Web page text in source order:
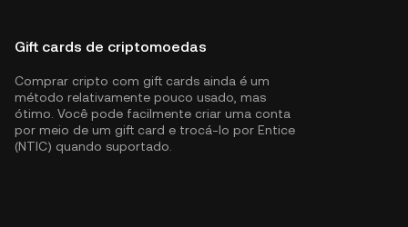
Gift cards de criptomoedas
Comprar cripto com gift cards ainda é um
método relativamente pouco usado, mas
ótimo. Você pode facilmente criar uma conta
por meio de um gift card e trocá-lo por Entice
(NTIC) quando suportado.